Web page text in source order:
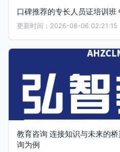
口碑推荐的专长人员证培训班
更新时间：2026-08-06 02:21:15
教育咨询 连接知识与未来的
询为例